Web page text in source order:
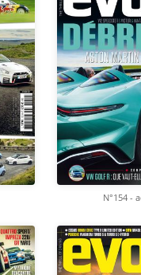
N°154 -